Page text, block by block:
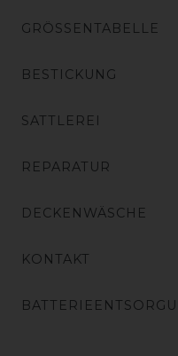
GRÖSSENTABELLE
BESTICKUNG
SATTLEREI
REPARATUR
DECKENWÄSCHE
KONTAKT